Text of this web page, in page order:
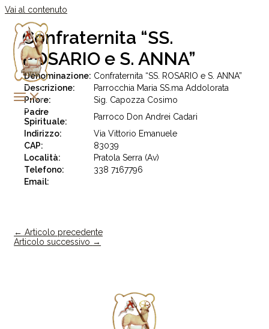
Vai al contenuto
Confraternita “SS.
ROSARIO e S. ANNA”
Denominazione: Confraternita “SS. ROSARIO e S. ANNA”
Descrizione:
Parrocchia Maria SS.ma Addolorata
Priore:
Sig. Capozza Cosimo
Padre
Spirituale:
Parroco Don Andrei Cadari
Indirizzo:
Via Vittorio Emanuele
CAP:
83039
Località:
Pratola Serra (Av)
Telefono:
338 7167796
Email:
← Articolo precedente
Articolo successivo →